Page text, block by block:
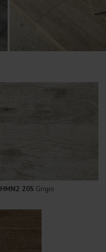
HMN2 205 Grigio